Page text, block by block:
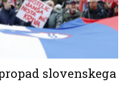
slovenskega